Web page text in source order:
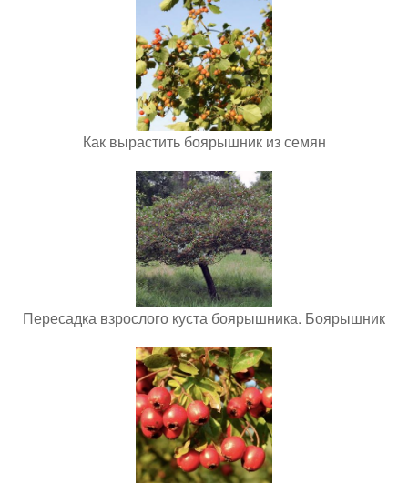
Как вырастить боярышник из семян
Пересадка взрослого куста боярышника. Боярышник